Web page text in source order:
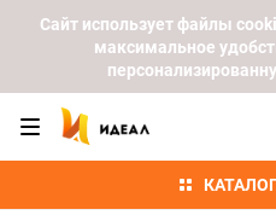
Cайт использует файлы
максимальное